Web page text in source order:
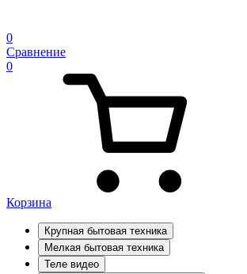
0
Сравнение
0
Корзина
Крупная бытовая техника
Мелкая бытовая техника
Теле видео